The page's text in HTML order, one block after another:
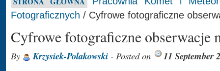
Fotograficznych / Cyfrowe fotograficzne
Cyfrowe fotograficzne obserwacje
By Krzysiek-Polakowski - Posted on 11 September